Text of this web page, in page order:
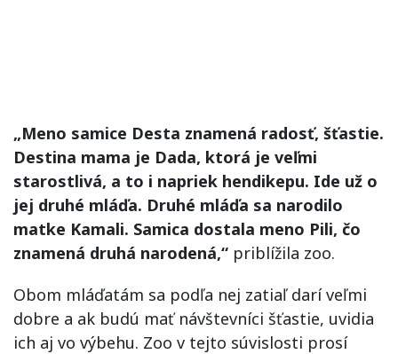
„Meno samice Desta znamená radosť, šťastie.
Destina mama je Dada, ktorá je veľmi
starostlivá, a to i napriek hendikepu. Ide už o
jej druhé mláďa. Druhé mláďa sa narodilo
matke Kamali. Samica dostala meno Pili, čo
znamená druhá narodená,“ priblížila zoo.
Obom mláďatám sa podľa nej zatiaľ darí veľmi
dobre a ak budú mať návštevníci šťastie, uvidia
ich aj vo výbehu. Zoo v tejto súvislosti prosí